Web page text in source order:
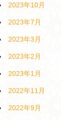
2023年10月
2023年7月
2023年3月
2023年2月
2023年1月
2022年11月
2022年9月